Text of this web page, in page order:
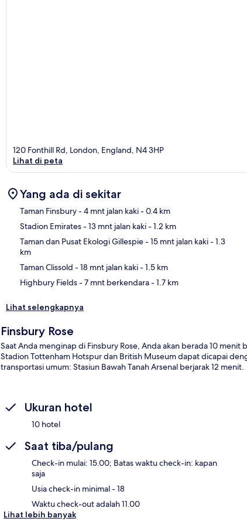
120 Fonthill Rd, London, England, N4 3HP
Lihat di peta
Yang ada di sekitar
Taman Finsbury- 4 mnt jalan kaki- 0.4 km
Stadion Emirates- 13 mnt jalan kaki- 1.2 km
Taman dan Pusat Ekologi Gillespie- 15 mnt jalan kaki- 1.3
km
Taman Clissold - 18 mnt jalan kaki- 1.5 km
Highbury Fields- 7 mnt berkendara- 1.7 km
Lihat selengkapnya
Finsbury Rose
Saat Anda menginap di Finsbury Rose, Anda akan berada 10
Stadion Tottenham Hotspur dan British Museum dapat dicapai
transportasi umum: Stasiun Bawah Tanah Arsenal berjarak 12 menit.
Ukuran hotel
10 hotel
Saat tiba/pulang
Check-in mulai: 15.00; Batas waktu check-in: kapan
saja
Usia check-in minimal - 18
Waktu check-out adalah 11.00
Lihat lebih banyak